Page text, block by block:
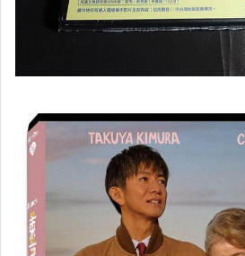
日本電影【BD 藍光】
韓國電影【DVD】
其他國家電影【BD 藍光】
其他國家電影【DVD】
男女同志 彩虹影片